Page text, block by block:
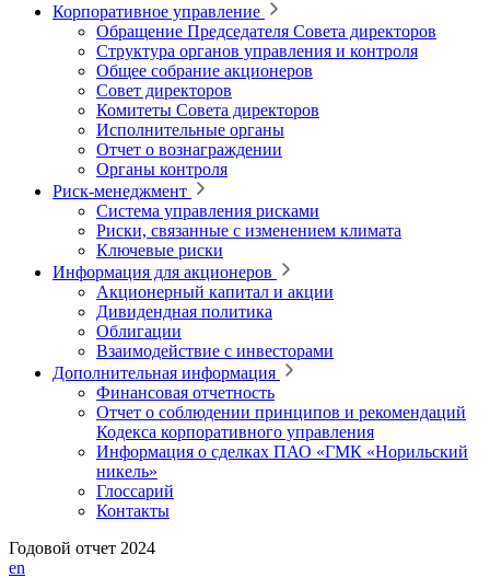
Корпоративное управление
Обращение Председателя Совета директоров
Структура органов управления и контроля
Общее собрание акционеров
Совет директоров
Комитеты Совета директоров
Исполнительные органы
Отчет о вознаграждении
Органы контроля
Риск-менеджмент
Система управления рисками
Риски, связанные с изменением климата
Ключевые риски
Информация для акционеров
Акционерный капитал и акции
Дивидендная политика
Облигации
Взаимодействие с инвесторами
Дополнительная информация
Финансовая отчетность
Отчет о соблюдении принципов и рекомендаций
Кодекса корпоративного управления
Информация о сделках ПАО «ГМК «Норильский
никель»
Глоссарий
Контакты
Годовой отчет 2024
en